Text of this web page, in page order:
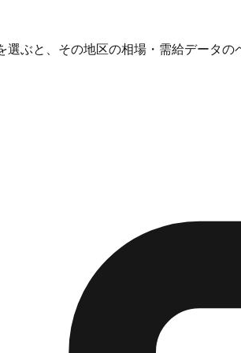
選ぶと、その地区の相場・需給データの